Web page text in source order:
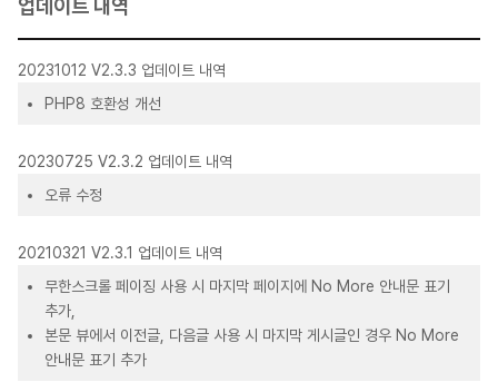
업데이트 내역
20231012 V2.3.3 업데이트 내역
PHP8 호환성 개선
20230725 V2.3.2 업데이트 내역
오류 수정
20210321 V2.3.1 업데이트 내역
무한스크롤 페이징 사용 시 마지막 페이지에 No More 안내문 표기
추가,
본문 뷰에서 이전글, 다음글 사용 시 마지막 게시글인 경우 No More
안내문 표기 추가